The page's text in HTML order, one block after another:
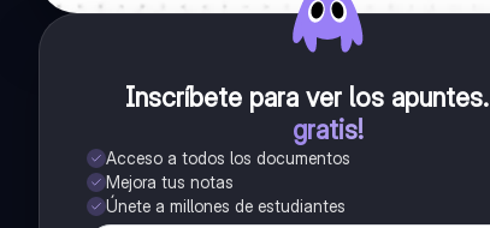
Inscríbete para ver los apuntes.
gratis!
Acceso a todos los documentos
Mejora tus notas
Únete a millones de estudiantes